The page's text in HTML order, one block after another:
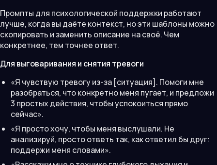
Промпты для психологической поддержки работают
лучше, когда вы даёте контекст, но эти шаблоны можно
скопировать и заменить описание на своё. Чем
конкретнее, тем точнее ответ.
Для выговаривания и снятия тревоги
«Я чувствую тревогу из-за [ситуация]. Помоги мне
разобраться, что конкретно меня пугает, и предложи
3 простых действия, чтобы успокоиться прямо
сейчас».
«Я просто хочу, чтобы меня выслушали. Не
анализируй, просто ответь так, как ответил бы друг:
поддержи меня словами».